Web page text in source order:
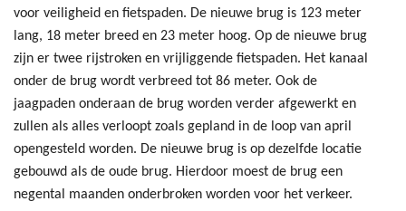
voor veiligheid en fietspaden. De nieuwe brug is 123 meter
lang, 18 meter breed en 23 meter hoog. Op de nieuwe brug
zijn er twee rijstroken en vrijliggende fietspaden. Het kanaal
onder de brug wordt verbreed tot 86 meter. Ook de
jaagpaden onderaan de brug worden verder afgewerkt en
zullen als alles verloopt zoals gepland in de loop van april
opengesteld worden. De nieuwe brug is op dezelfde locatie
gebouwd als de oude brug. Hierdoor moest de brug een
negental maanden onderbroken worden voor het verkeer.